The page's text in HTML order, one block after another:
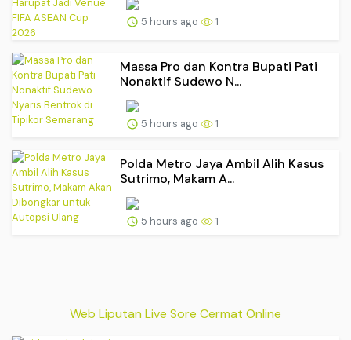
5 hours ago 1
Massa Pro dan Kontra Bupati Pati
Nonaktif Sudewo N...
5 hours ago 1
Polda Metro Jaya Ambil Alih Kasus
Sutrimo, Makam A...
5 hours ago 1
Web Liputan Live Sore Cermat Online